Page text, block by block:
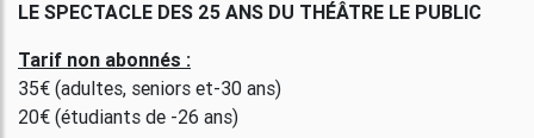
LE SPECTACLE DES 25 ANS DU THÉÂTRE LE PUBLIC
Tarif non abonnés :
35€ (adultes, seniors et-30 ans)
20€ (étudiants de -26 ans)